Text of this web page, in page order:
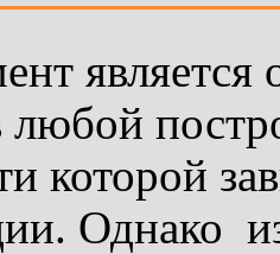
любой
которой
Однако